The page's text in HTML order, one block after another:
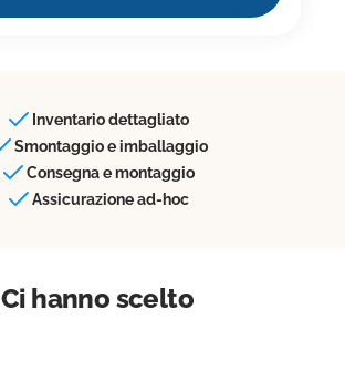
Inventario dettagliato
Smontaggio e imballaggio
Consegna e montaggio
Assicurazione ad-hoc
Ci hanno scelto